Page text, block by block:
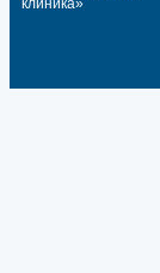
клиника»